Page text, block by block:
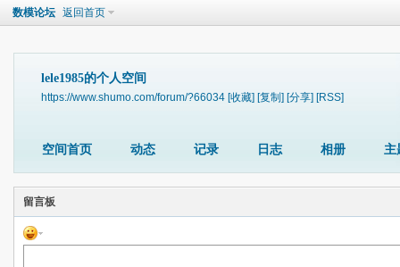
数模论坛 返回首页
lele1985的个人空间
https://www.shumo.com/forum/?66034 [收藏] [复制] [分享] [RSS]
空间首页 动态 记录 日志 相册 主
留言板